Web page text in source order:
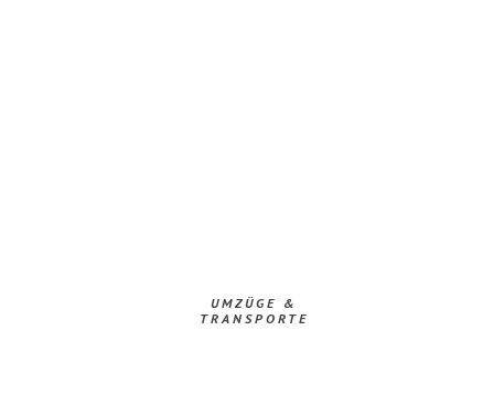
UMZÜGE &
TRANSPORTE